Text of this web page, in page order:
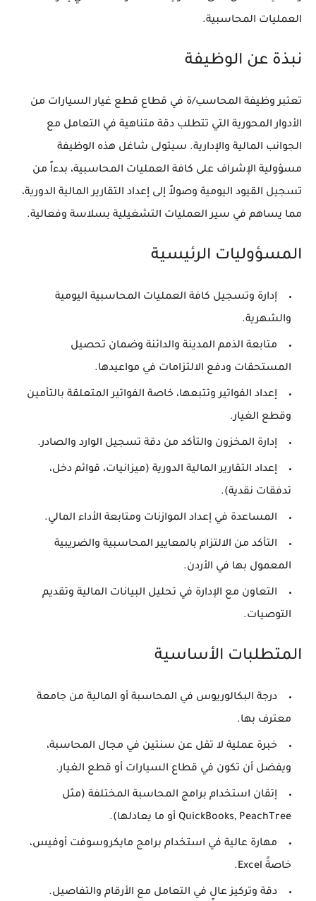
العمليات المحاسبية.
نبذة عن الوظيفة
تعتبر وظيفة المحاسب/ة في قطاع قطع غيار السيارات من
الأدوار المحورية التي تتطلب دقة متناهية في التعامل مع
الجوانب المالية والإدارية. سيتولى شاغل هذه الوظيفة
مسؤولية الإشراف على كافة العمليات المحاسبية، بدءاً من
تسجيل القيود اليومية وصولاً إلى إعداد التقارير المالية الدورية،
مما يساهم في سير العمليات التشغيلية بسلاسة وفعالية.
المسؤوليات الرئيسية
إدارة وتسجيل كافة العمليات المحاسبية اليومية
والشهرية.
متابعة الذمم المدينة والدائنة وضمان تحصيل
المستحقات ودفع الالتزامات في مواعيدها.
إعداد الفواتير وتتبعها، خاصة الفواتير المتعلقة بالتأمين
وقطع الغيار.
إدارة المخزون والتأكد من دقة تسجيل الوارد والصادر.
إعداد التقارير المالية الدورية (ميزانيات، قوائم دخل،
تدفقات نقدية).
المساعدة في إعداد الموازنات ومتابعة الأداء المالي.
التأكد من الالتزام بالمعايير المحاسبية والضريبية
المعمول بها في الأردن.
التعاون مع الإدارة في تحليل البيانات المالية وتقديم
التوصيات.
المتطلبات الأساسية
درجة البكالوريوس في المحاسبة أو المالية من جامعة
معترف بها.
خبرة عملية لا تقل عن سنتين في مجال المحاسبة،
ويفضل أن تكون في قطاع السيارات أو قطع الغيار.
إتقان استخدام برامج المحاسبة المختلفة (مثل
QuickBooks, PeachTree أو ما يعادلها).
مهارة عالية في استخدام برامج مايكروسوفت أوفيس،
خاصةً Excel.
دقة وتركيز عالٍ في التعامل مع الأرقام والتفاصيل.